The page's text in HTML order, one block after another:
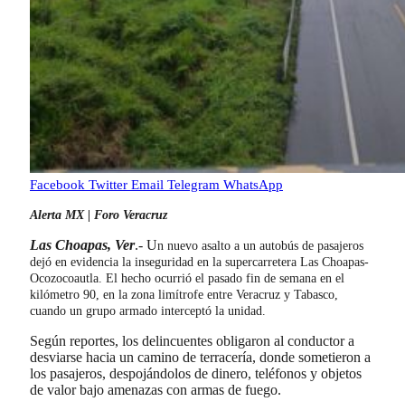
Facebook Twitter Email Telegram WhatsApp
Alerta MX | Foro Veracruz
Las Choapas, Ver.- Un nuevo asalto a un autobús de pasajeros
dejó en evidencia la inseguridad en la supercarretera Las Choapas-
Ocozocoautla. El hecho ocurrió el pasado fin de semana en el
kilómetro 90, en la zona limítrofe entre Veracruz y Tabasco,
cuando un grupo armado interceptó la unidad.
Según reportes, los delincuentes obligaron al conductor a
desviarse hacia un camino de terracería, donde sometieron a
los pasajeros, despojándolos de dinero, teléfonos y objetos
de valor bajo amenazas con armas de fuego.